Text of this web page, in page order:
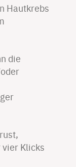
Hautkrebs
die
Klicks